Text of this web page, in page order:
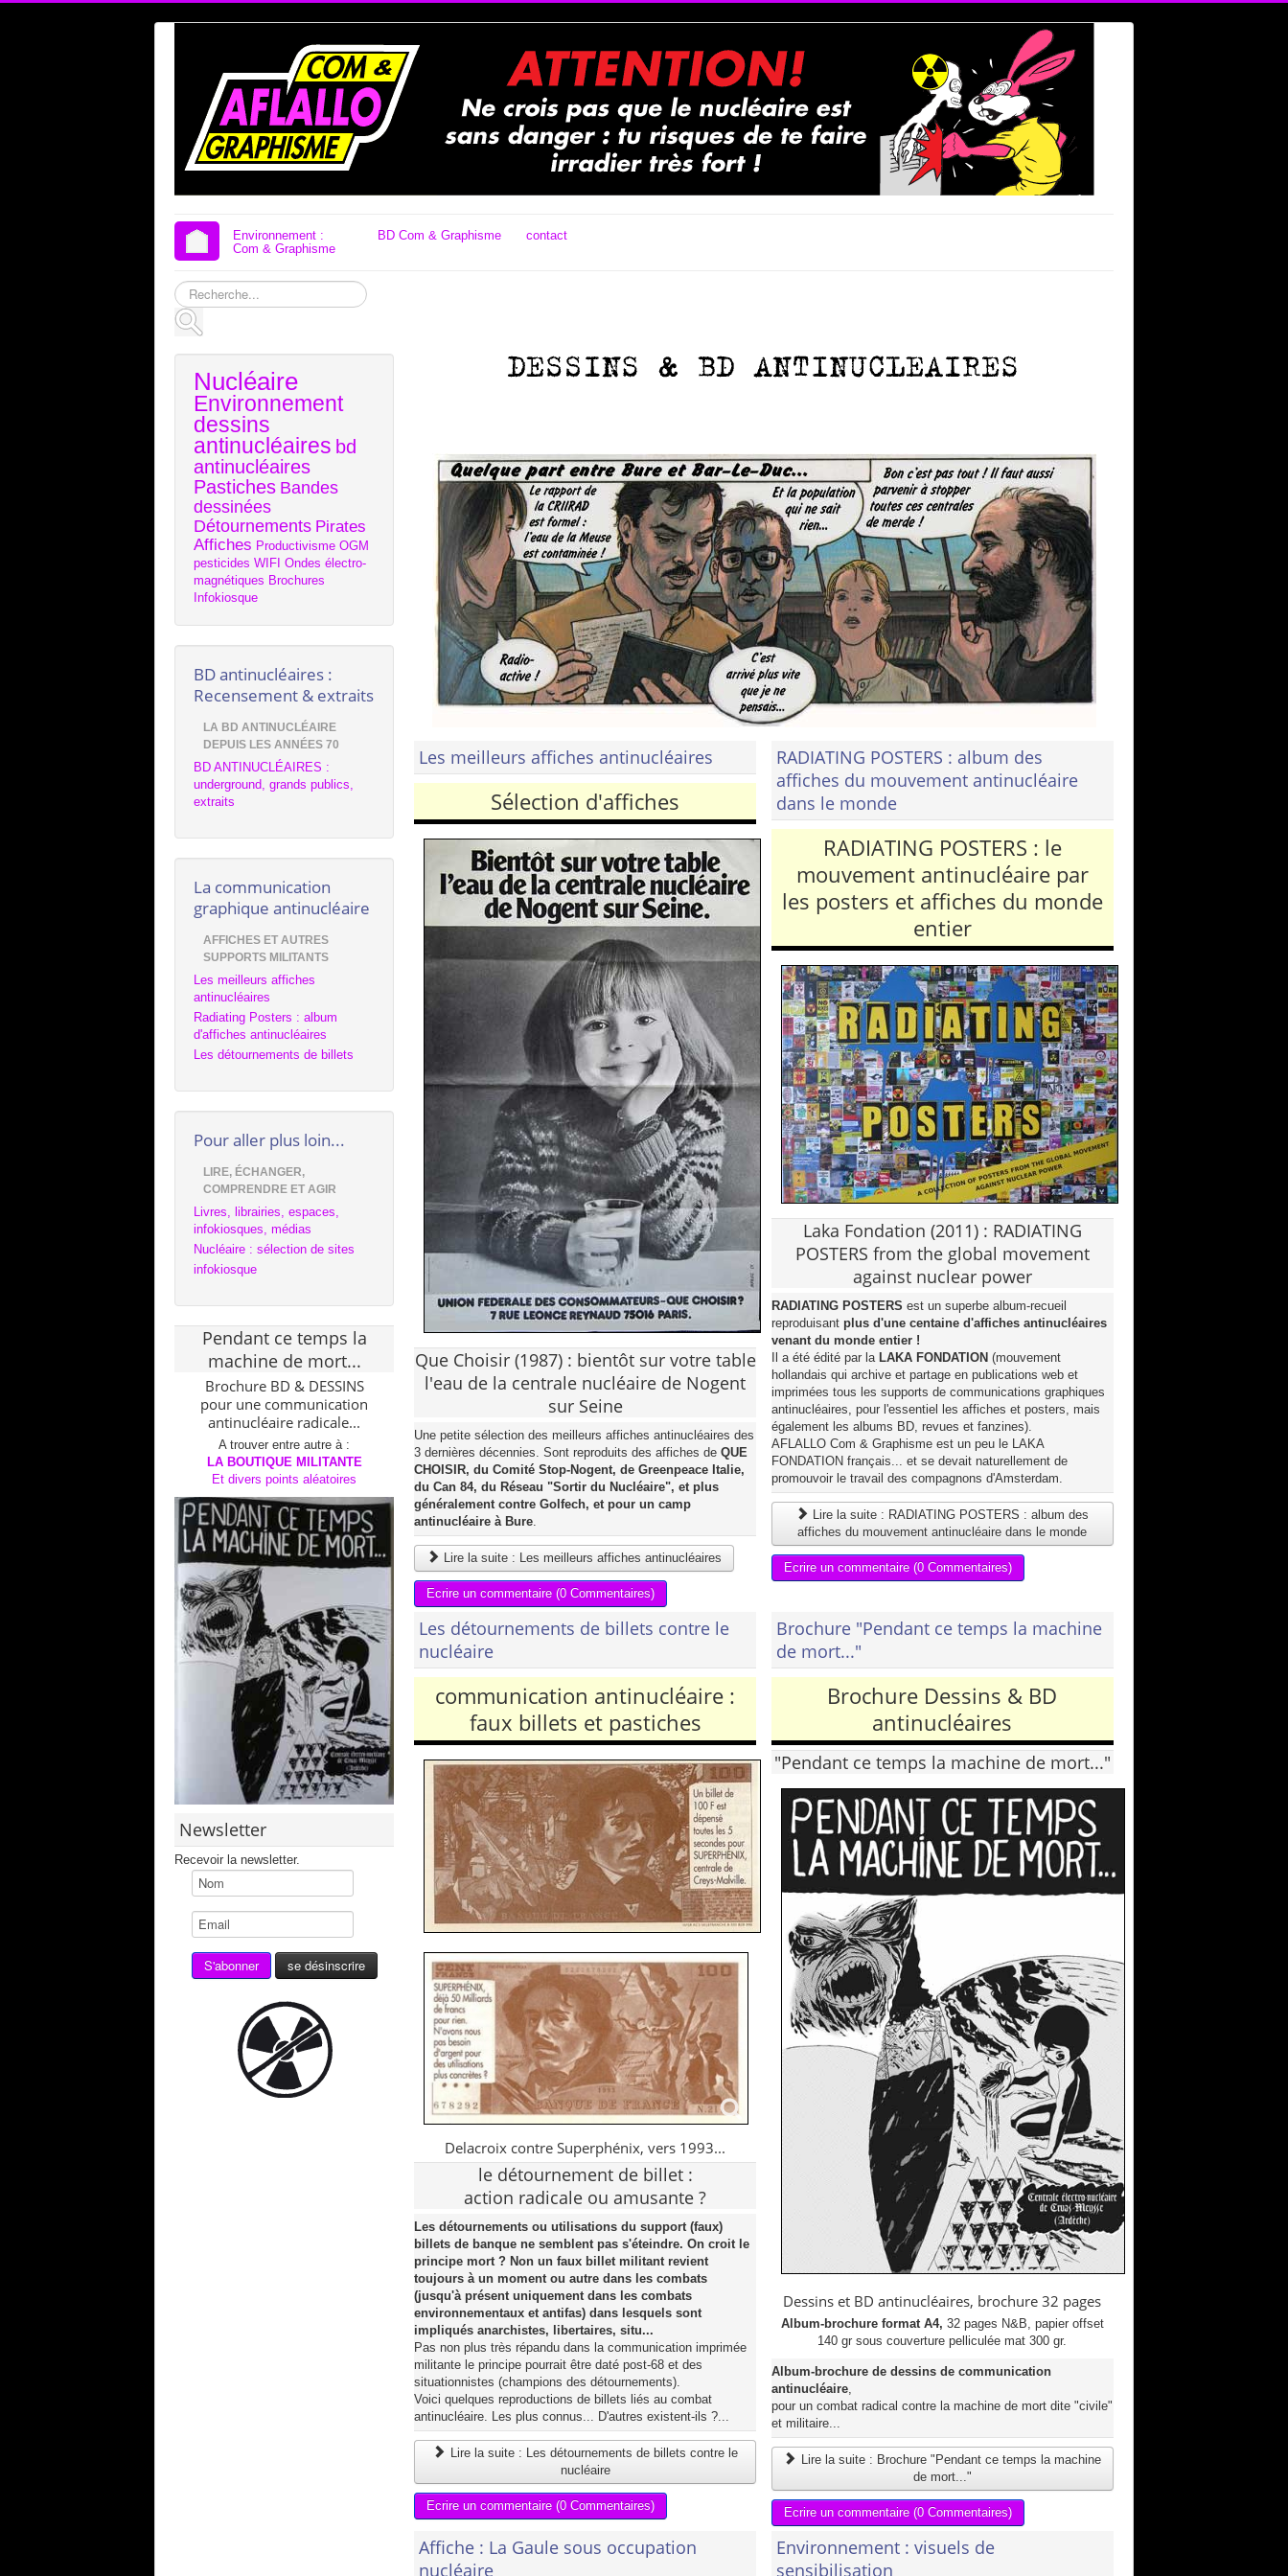
Environnement :
Com & Graphisme
BD Com & Graphisme contact
Rechercher
Nucléaire
Environnement
dessins
antinucléaires bd
antinucléaires
Pastiches Bandes
dessinées
Détournements Pirates
Affiches Productivisme OGM
pesticides WIFI Ondes électro-
magnétiques Brochures
Infokiosque
BD antinucléaires :
Recensement & extraits
LA BD ANTINUCLÉAIRE
DEPUIS LES ANNÉES 70
BD ANTINUCLÉAIRES :
underground, grands publics,
extraits
La communication
graphique antinucléaire
AFFICHES ET AUTRES
SUPPORTS MILITANTS
Les meilleurs affiches
antinucléaires
Radiating Posters : album
d'affiches antinucléaires
Les détournements de billets
Pour aller plus loin...
LIRE, ÉCHANGER,
COMPRENDRE ET AGIR
Livres, librairies, espaces,
infokiosques, médias
Nucléaire : sélection de sites
infokiosque
Pendant ce temps la
machine de mort...
Brochure BD & DESSINS
pour une communication
antinucléaire radicale...
A trouver entre autre à :
LA BOUTIQUE MILITANTE
Et divers points aléatoires
Newsletter
Recevoir la newsletter.
Les meilleurs affiches antinucléaires
Sélection d'affiches
Que Choisir (1987) : bientôt sur votre table
l'eau de la centrale nucléaire de Nogent
sur Seine
Une petite sélection des meilleurs affiches antinucléaires des
3 dernières décennies. Sont reproduits des affiches deQUE
CHOISIR, du Comité Stop-Nogent, de Greenpeace Italie,
du Can 84, du Réseau "Sortir du Nucléaire", et plus
généralement contre Golfech, et pour un camp
antinucléaire à Bure.
Lire la suite : Les meilleurs affiches antinucléaires
Ecrire un commentaire (0 Commentaires)
RADIATING POSTERS : album des
affiches du mouvement antinucléaire
dans le monde
RADIATING POSTERS : le
mouvement antinucléaire par
les posters et affiches du monde
entier
Laka Fondation (2011) : RADIATING
POSTERS from the global movement
against nuclear power
RADIATING POSTERS est un superbe album-recueil
reproduisant plus d'une centaine d'affiches antinucléaires
venant du monde entier !
Il a été édité par la LAKA FONDATION (mouvement
hollandais qui archive et partage en publications web et
imprimées tous les supports de communications graphiques
antinucléaires, pour l'essentiel les affiches et posters, mais
également les albums BD, revues et fanzines).
AFLALLO Com & Graphisme est un peu le LAKA
FONDATION français... et se devait naturellement de
promouvoir le travail des compagnons d'Amsterdam.
Lire la suite : RADIATING POSTERS : album des
affiches du mouvement antinucléaire dans le monde
Ecrire un commentaire (0 Commentaires)
Les détournements de billets contre le
nucléaire
communication antinucléaire :
faux billets et pastiches
Delacroix contre Superphénix, vers 1993...
le détournement de billet :
action radicale ou amusante ?
Les détournements ou utilisations du support (faux)
billets de banque ne semblent pas s'éteindre. On croit le
principe mort ? Non un faux billet militant revient
toujours à un moment ou autre dans les combats
(jusqu'à présent uniquement dans les combats
environnementaux et antifas) dans lesquels sont
impliqués anarchistes, libertaires, situ...
Pas non plus très répandu dans la communication imprimée
militante le principe pourrait être daté post-68 et des
situationnistes (champions des détournements).
Voici quelques reproductions de billets liés au combat
antinucléaire. Les plus connus... D'autres existent-ils ?...
Lire la suite : Les détournements de billets contre le
nucléaire
Ecrire un commentaire (0 Commentaires)
Brochure "Pendant ce temps la machine
de mort..."
Brochure Dessins & BD
antinucléaires
"Pendant ce temps la machine de mort..."
Dessins et BD antinucléaires, brochure 32 pages
Album-brochure format A4, 32 pages N&B, papier offset
140 gr sous couverture pelliculée mat 300 gr.
Album-brochure de dessins de communication
antinucléaire,
pour un combat radical contre la machine de mort dite "civile"
et militaire...
Lire la suite : Brochure "Pendant ce temps la machine
de mort..."
Ecrire un commentaire (0 Commentaires)
Affiche : La Gaule sous occupation
nucléaire
Environnement : visuels de
sensibilisation